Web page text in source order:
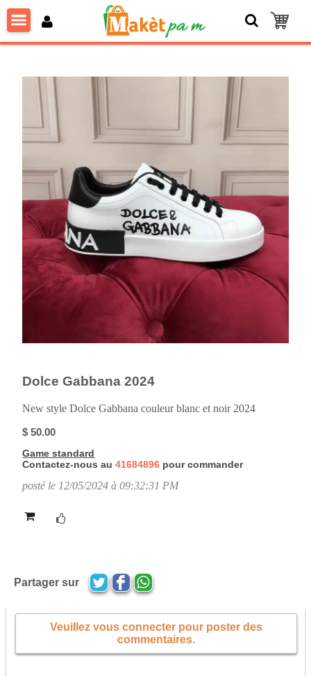
Dolce Gabbana 2024
New style Dolce Gabbana couleur blanc et noir 2024
$ 50.00
Game standard
Contactez-nous au41684896 pour commander
posté le 12/05/2024 à 09:32:31 PM
Partager sur
Veuillez vous connecter pour poster des
commentaires.